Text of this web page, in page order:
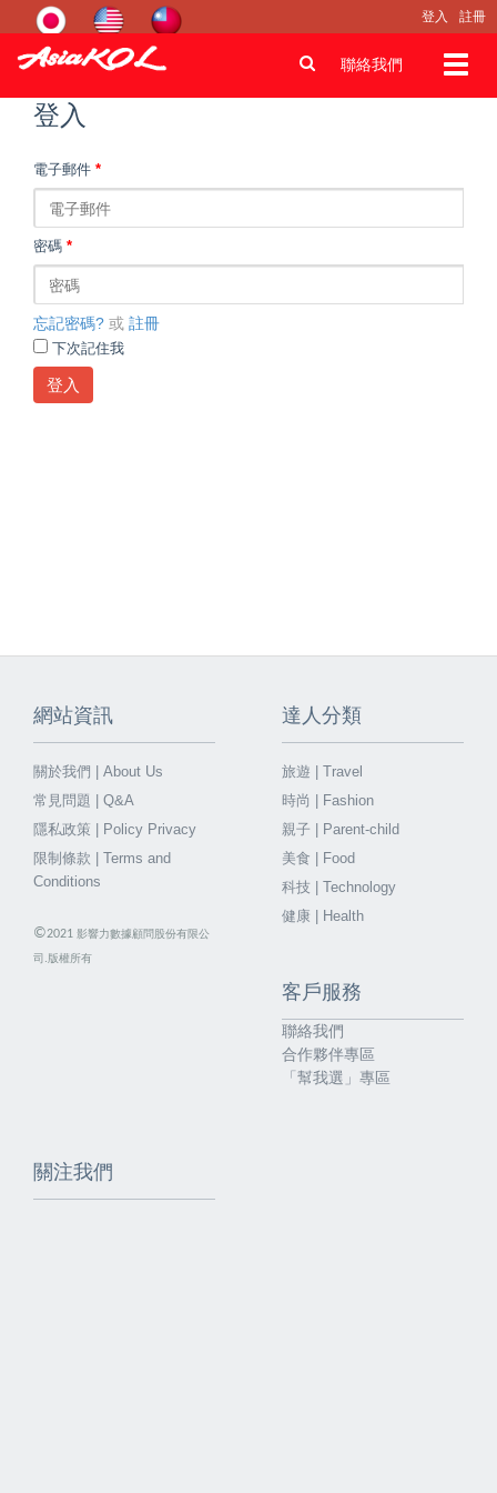
登入 註冊
聯絡我們
登入
電子郵件 *
密碼 *
忘記密碼? 或 註冊
下次記住我
登入
網站資訊
關於我們 | About Us
常見問題 | Q&A
隱私政策 | Policy Privacy
限制條款 | Terms and
Conditions
©2021 影響力數據顧問股份有限公
司.版權所有
達人分類
旅遊 | Travel
時尚 | Fashion
親子 | Parent-child
美食 | Food
科技 | Technology
健康 | Health
客戶服務
聯絡我們
合作夥伴專區
「幫我選」專區
關注我們